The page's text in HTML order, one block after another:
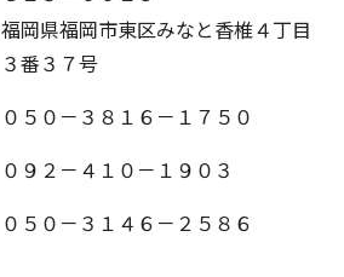
福岡県福岡市東区みなと香椎４丁目
３番３７号
０５０－３８１６－１７５０
０９２－４１０－１９０３
０５０－３１４６－２５８６